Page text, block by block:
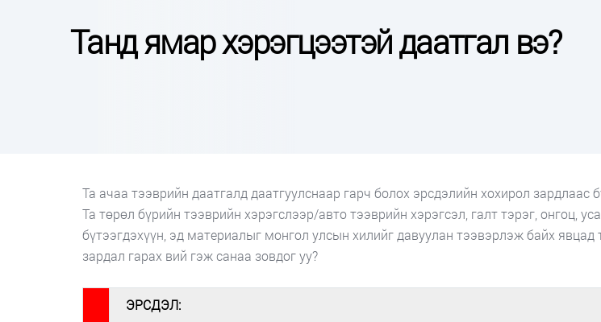
Танд ямар хэрэгцээтэй даатгал вэ?
Та ачаа тээврийн даатгалд даатгуулснаар гарч болох эрсдэлийн хохирол
Та төрөл бүрийн тээврийн хэрэгслээр/авто тээврийн хэрэгсэл, галт тэрэг, онгоц,
бүтээгдэхүүн, эд материалыг монгол улсын хилийг давуулан тээвэрлэж байх
зардал гарах вий гэж санаа зовдог уу?
ЭРСДЭЛ: